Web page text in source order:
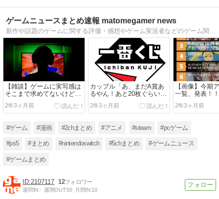
ゲームニュースまとめ速報 matomegamer news
新作や話題のゲームに関する評価・感想やゲーム実況者などのゲーム関連のニュースの2chやTwitterでの情報をまとめて速報更新しています
【雑談】ゲームに実写感は
そこまで求めてないけど、
グラがしょぼかったら許せ
ない理由、コレだったwww
2年3ヶ月前
カップル「あ、まだA賞あ
るやん！あと20枚ぐらいか
ぁ。A賞出るまで1枚ずつ引
いていこうかな。」店員
2年3ヶ月前
【画像】今期
一覧、発表！
2年3ヶ月前
#ゲーム #漫画 #2chまとめ #アニメ #steam #pcゲーム
#ps5 #まとめ #nintendoswitch #5chまとめ #ゲームニュース
#ゲームまとめ
2107117 12
週間IN:- 週間OUT:50 月間IN:10